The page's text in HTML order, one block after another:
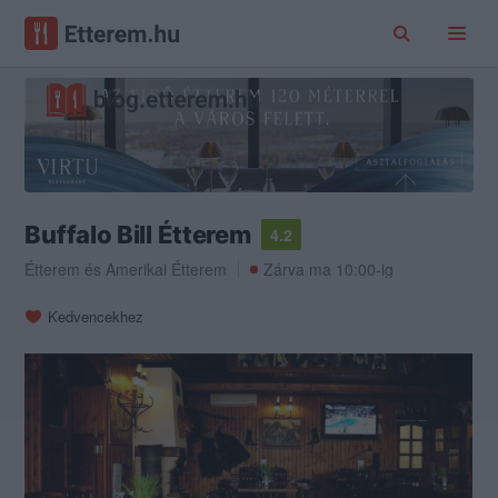
Buffalo Bill Étterem
4.2
Étterem és Amerikai Étterem Zárva ma 10:00-ig
Kedvencekhez